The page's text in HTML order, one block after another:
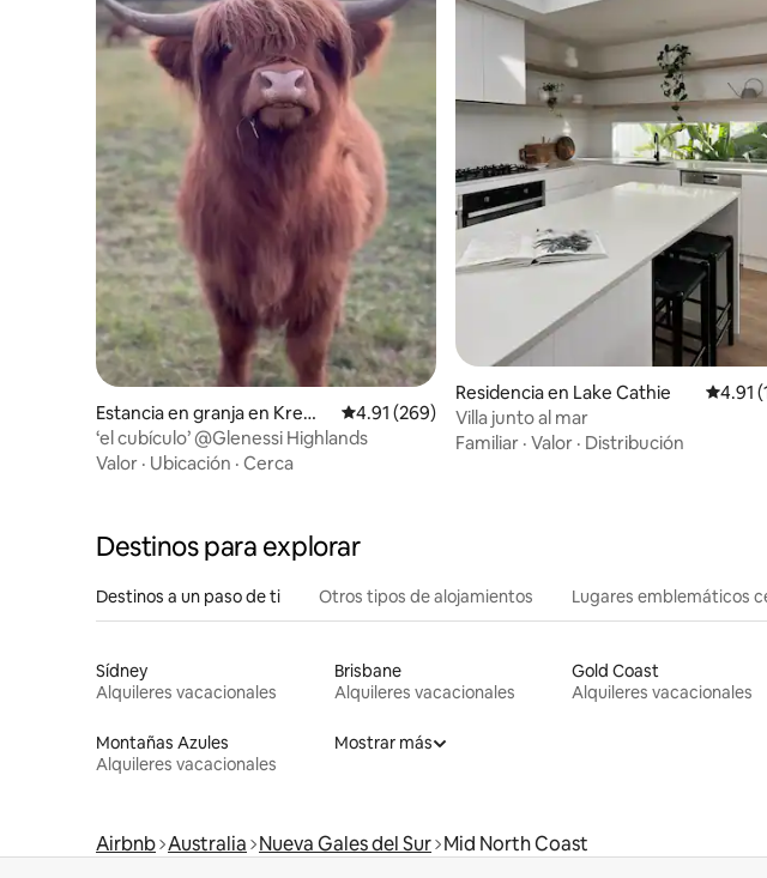
Estancia en granja en Kremn
os
Calificación promedio: 4.91 de 5; 269 evaluaciones
4.91 (269)
‘el cubículo’ @Glenessi Highlands
Valor · Ubicación · Cerca
Residencia en Lake Cathie
4.91
Villa junto al mar
Familiar · Valor · Distribución
Destinos para explorar
Destinos a un paso de ti Otros tipos de alojamientos Lugares emblemáticos
Sídney
Alquileres vacacionales
Brisbane
Alquileres vacacionales
Gold Coast
Alquileres vacacionales
Montañas Azules
Alquileres vacacionales
Mostrar más
Airbnb Australia Nueva Gales del Sur Mid North Coast